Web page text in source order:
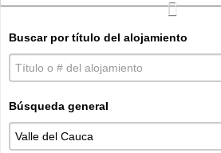
Buscar por título del alojamiento
Búsqueda general